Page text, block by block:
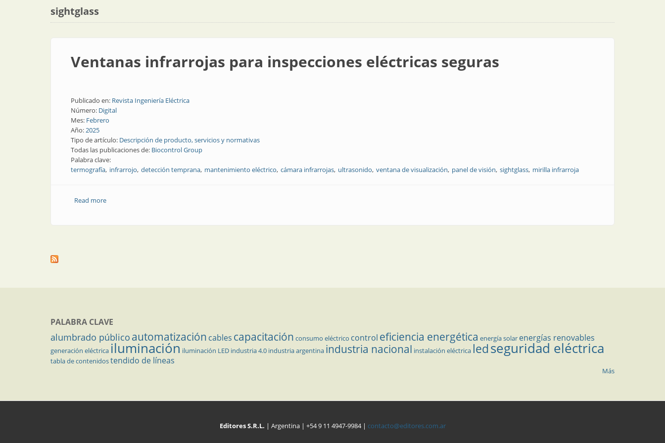
sightglass
Ventanas infrarrojas para inspecciones eléctricas seguras
Publicado en: Revista Ingeniería Eléctrica
Número: Digital
Mes: Febrero
Año:2025
Tipo de artículo: Descripción de producto, servicios y normativas
Todas las publicaciones de: Biocontrol Group
Palabra clave:
termografía infrarrojo detección temprana mantenimiento eléctrico cámara infrarrojas ultrasonido ventana de visualización panel de visión sightglass mirilla infrarroja
Read moreabout Ventanas infrarrojas para inspecciones eléctricas seguras
PALABRA CLAVE
alumbrado público automatización cables capacitación consumo eléctrico control eficiencia energética energía solar energías renovables
generación eléctrica iluminación iluminación LED industria 4.0 industria argentina industria nacional instalación eléctrica ledseguridad eléctrica
tabla de contenidostendido de líneas
Más
Editores S.R.L. | Argentina | +54 9 11 4947-9984 | contacto@editores.com.ar